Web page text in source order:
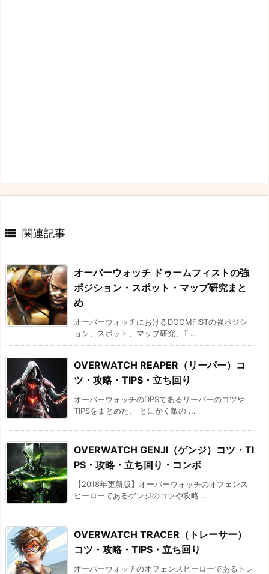
 関連記事
オーバーウォッチ ドゥームフィストの強
ポジション・スポット・マップ研究まと
め
オーバーウォッチにおけるDOOMFISTの強ポジシ
ョン、スポット、マップ研究、T ...
OVERWATCH REAPER（リーパー）コ
ツ・攻略・TIPS・立ち回り
オーバーウォッチのDPSであるリーパーのコツや
TIPSをまとめた。 とにかく敵の ...
OVERWATCH GENJI（ゲンジ）コツ・TI
PS・攻略・立ち回り・コンボ
【2018年更新版】オーバーウォッチのオフェンス
ヒーローであるゲンジのコツや攻略 ...
OVERWATCH TRACER（トレーサー）
コツ・攻略・TIPS・立ち回り
オーバーウォッチのオフェンスヒーローであるトレ